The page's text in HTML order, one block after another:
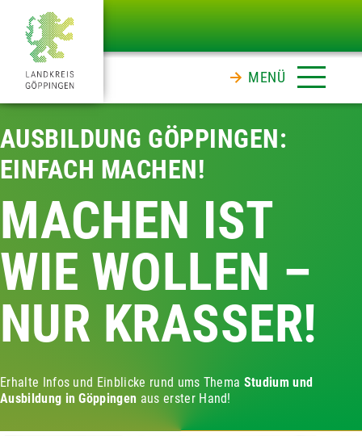
MENÜ
AUSBILDUNG GÖPPINGEN:
EINFACH MACHEN!
MACHEN IST
WIE WOLLEN –
NUR KRASSER!
Erhalte Infos und Einblicke rund ums Thema Studium und
Ausbildung in Göppingen aus erster Hand!